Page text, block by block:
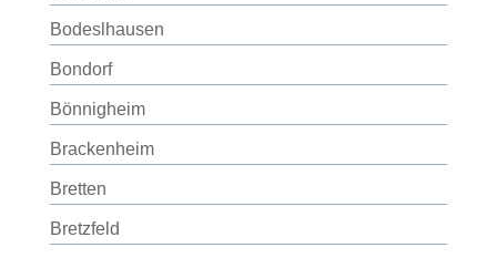
Bodeslhausen
Bondorf
Bönnigheim
Brackenheim
Bretten
Bretzfeld